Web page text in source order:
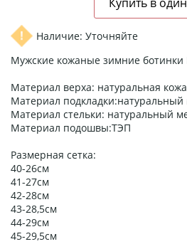
Наличие: Уточняйте
Мужские кожаные зимние ботинки
Материал верха: натуральная кожа
Материал подкладки:натуральный
Материал стельки: натуральный
Материал подошвы:ТЭП
Размерная сетка:
40-26см
41-27см
42-28см
43-28,5см
44-29см
45-29,5см